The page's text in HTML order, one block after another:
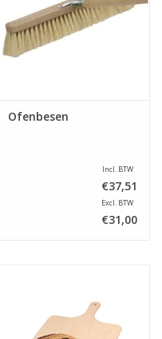
Ofenbesen
Incl. BTW
€37,51
Excl. BTW
€31,00